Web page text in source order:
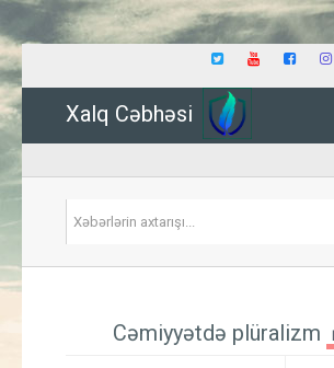
Xalq Cəbhəsi
Cəmiyyətdə plüralizm